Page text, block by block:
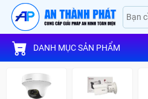
DANH MỤC SẢN PHẨM